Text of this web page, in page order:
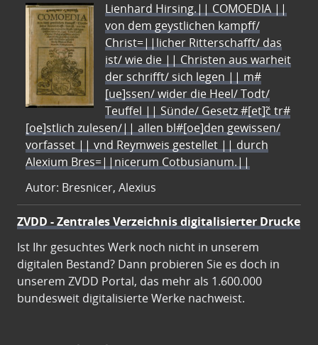
Lienhard Hirsing.|| COMOEDIA ||
von dem geystlichen kampff/
Christ=||licher Ritterschafft/ das
ist/ wie die || Christen aus warheit
der schrifft/ sich legen || m#
[ue]ssen/ wider die Heel/ Todt/
Teuffel || Sünde/ Gesetz #[et]c̃ tr#
[oe]stlich zulesen/|| allen bl#[oe]den gewissen/
vorfasset || vnd Reymweis gestellet || durch
Alexium Bres=||nicerum Cotbusianum.||
Autor: Bresnicer, Alexius
ZVDD - Zentrales Verzeichnis digitalisierter Drucke
Ist Ihr gesuchtes Werk noch nicht in unserem
digitalen Bestand? Dann probieren Sie es doch in
unserem ZVDD Portal, das mehr als 1.600.000
bundesweit digitalisierte Werke nachweist.